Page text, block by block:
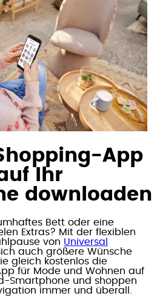
App
Ihr
downloaden
Bett oder eine
Extras? Mit der flexiblen
von Universal
auch größere Wünsche
gleich kostenlos die
für Mode und Wohnen auf
Smartphone und shoppen
immer und überall.